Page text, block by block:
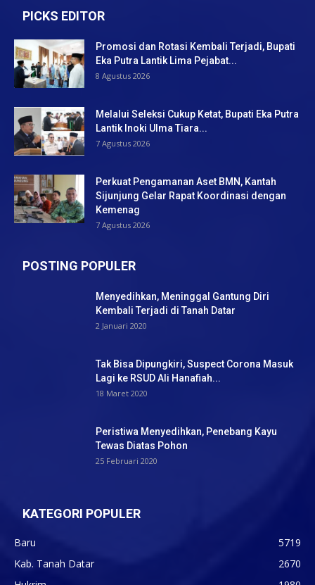
PICKS EDITOR
Promosi dan Rotasi Kembali Terjadi, Bupati
Eka Putra Lantik Lima Pejabat...
8 Agustus 2026
Melalui Seleksi Cukup Ketat, Bupati Eka Putra
Lantik Inoki Ulma Tiara...
7 Agustus 2026
Perkuat Pengamanan Aset BMN, Kantah
Sijunjung Gelar Rapat Koordinasi dengan
Kemenag
7 Agustus 2026
POSTING POPULER
Menyedihkan, Meninggal Gantung Diri
Kembali Terjadi di Tanah Datar
2 Januari 2020
Tak Bisa Dipungkiri, Suspect Corona Masuk
Lagi ke RSUD Ali Hanafiah...
18 Maret 2020
Peristiwa Menyedihkan, Penebang Kayu
Tewas Diatas Pohon
25 Februari 2020
KATEGORI POPULER
Baru
5719
Kab. Tanah Datar
2670